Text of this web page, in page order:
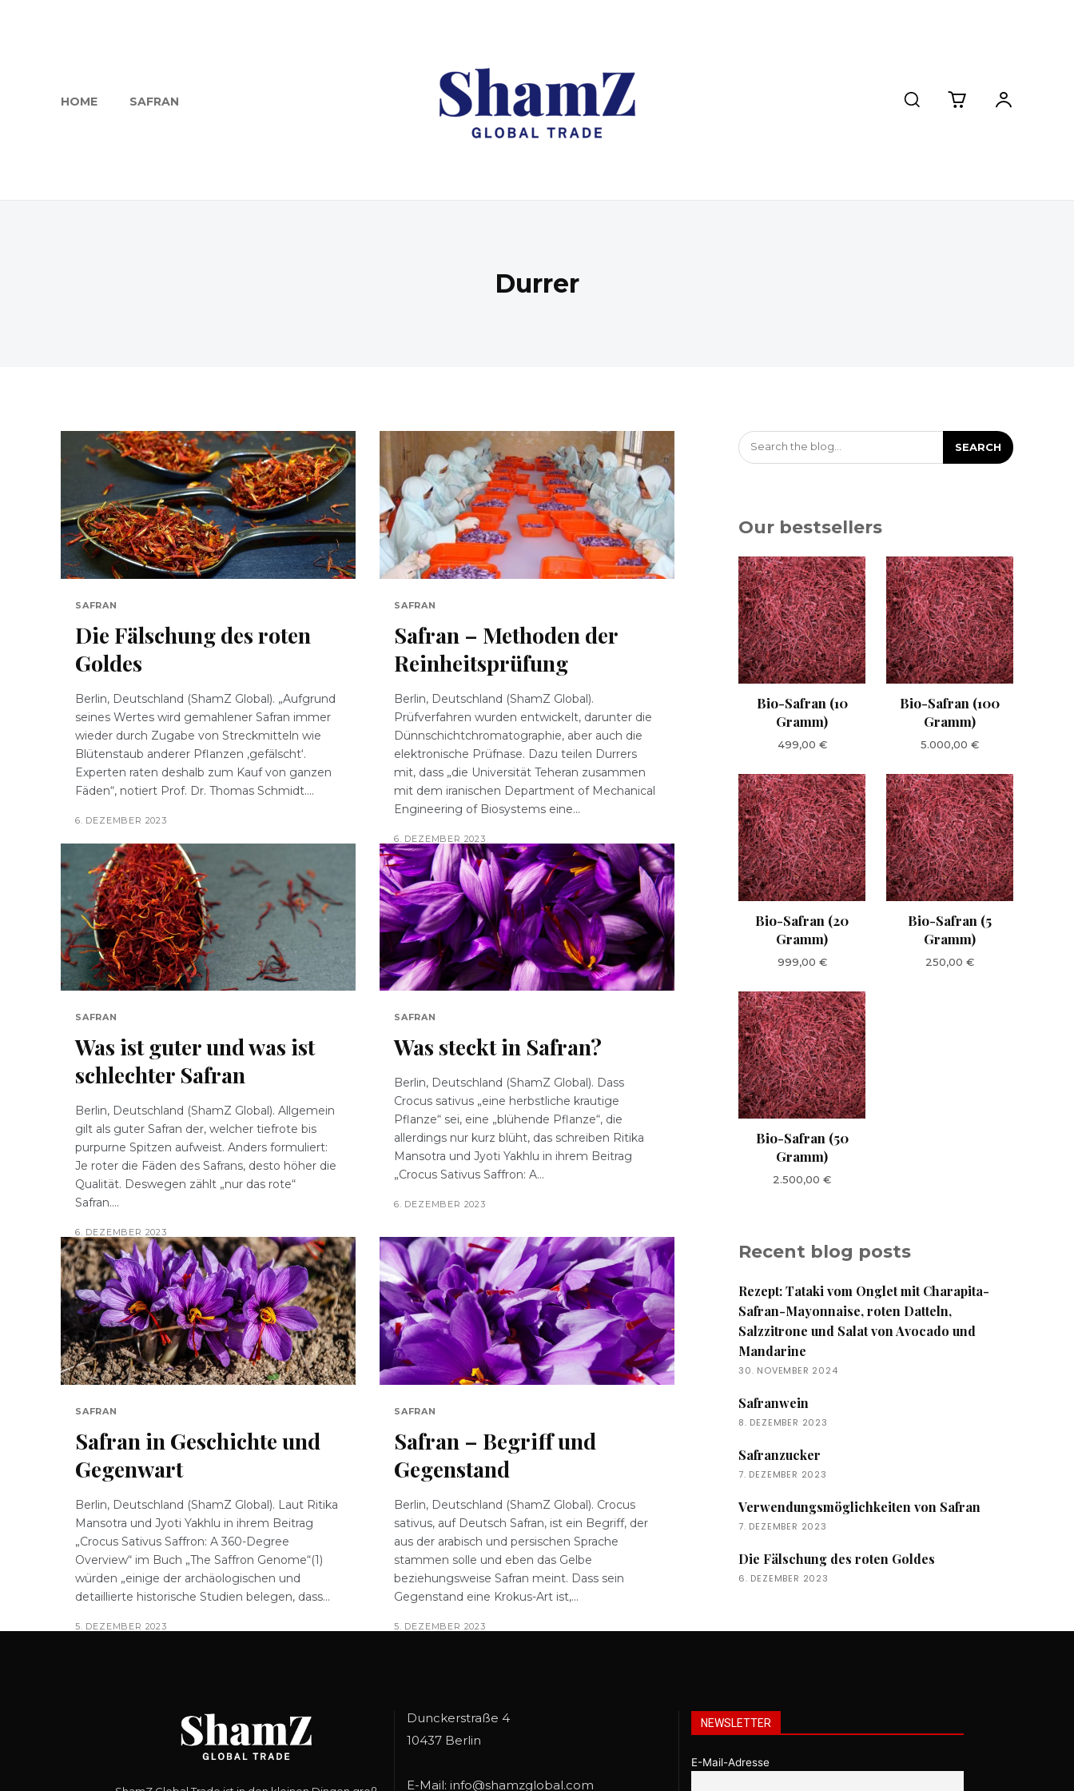
HOME SAFRAN
Durrer
SAFRAN
Die Fälschung des roten
Goldes
Berlin, Deutschland (ShamZ Global). „Aufgrund
seines Wertes wird gemahlener Safran immer
wieder durch Zugabe von Streckmitteln wie
Blütenstaub anderer Pflanzen ‚gefälscht‘.
Experten raten deshalb zum Kauf von ganzen
Fäden“, notiert Prof. Dr. Thomas Schmidt....
6. DEZEMBER 2023
SAFRAN
Safran – Methoden der
Reinheitsprüfung
Berlin, Deutschland (ShamZ Global).
Prüfverfahren wurden entwickelt, darunter die
Dünnschichtchromatographie, aber auch die
elektronische Prüfnase. Dazu teilen Durrers
mit, dass „die Universität Teheran zusammen
mit dem iranischen Department of Mechanical
Engineering of Biosystems eine...
6. DEZEMBER 2023
SAFRAN
Was ist guter und was ist
schlechter Safran
Berlin, Deutschland (ShamZ Global). Allgemein
gilt als guter Safran der, welcher tiefrote bis
purpurne Spitzen aufweist. Anders formuliert:
Je roter die Fäden des Safrans, desto höher die
Qualität. Deswegen zählt „nur das rote“
Safran....
6. DEZEMBER 2023
SAFRAN
Was steckt in Safran?
Berlin, Deutschland (ShamZ Global). Dass
Crocus sativus „eine herbstliche krautige
Pflanze“ sei, eine „blühende Pflanze“, die
allerdings nur kurz blüht, das schreiben Ritika
Mansotra und Jyoti Yakhlu in ihrem Beitrag
„Crocus Sativus Saffron: A...
6. DEZEMBER 2023
SAFRAN
Safran in Geschichte und
Gegenwart
Berlin, Deutschland (ShamZ Global). Laut Ritika
Mansotra und Jyoti Yakhlu in ihrem Beitrag
„Crocus Sativus Saffron: A 360-Degree
Overview“ im Buch „The Saffron Genome“(1)
würden „einige der archäologischen und
detaillierte historische Studien belegen, dass...
5. DEZEMBER 2023
SAFRAN
Safran – Begriff und
Gegenstand
Berlin, Deutschland (ShamZ Global). Crocus
sativus, auf Deutsch Safran, ist ein Begriff, der
aus der arabisch und persischen Sprache
stammen solle und eben das Gelbe
beziehungsweise Safran meint. Dass sein
Gegenstand eine Krokus-Art ist,...
5. DEZEMBER 2023
Search the blog... SEARCH
Our bestsellers
Bio-Safran (10
Gramm)
499,00 €
Bio-Safran (100
Gramm)
5.000,00 €
Bio-Safran (20
Gramm)
999,00 €
Bio-Safran (5
Gramm)
250,00 €
Bio-Safran (50
Gramm)
2.500,00 €
Recent blog posts
Rezept: Tataki vom Onglet mit Charapita-
Safran-Mayonnaise, roten Datteln,
Salzzitrone und Salat von Avocado und
Mandarine
30. NOVEMBER 2024
Safranwein
8. DEZEMBER 2023
Safranzucker
7. DEZEMBER 2023
Verwendungsmöglichkeiten von Safran
7. DEZEMBER 2023
Die Fälschung des roten Goldes
6. DEZEMBER 2023
Dunckerstraße 4
10437 Berlin
E-Mail: info@shamzglobal.com
NEWSLETTER
E-Mail-Adresse